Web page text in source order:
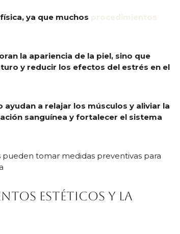
ya que muchos
la apariencia de la piel, sino que
y reducir los efectos del estrés en el
a relajar los músculos y aliviar la
sanguínea y fortalecer el sistema
tomar medidas preventivas para
estéticos y la